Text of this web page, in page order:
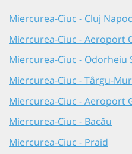
Miercurea-Ciuc - Cluj
Miercurea-Ciuc - Aeroport
Miercurea-Ciuc - Odorheiu
Miercurea-Ciuc - Târgu-
Miercurea-Ciuc - Aeroport
Miercurea-Ciuc - Bacău
Miercurea-Ciuc - Praid